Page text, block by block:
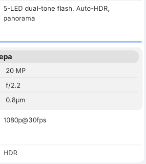
5-LED dual-tone flash, Auto-HDR,
panorama
20 MP
f/2.2
0.8µm
1080p@30fps
HDR